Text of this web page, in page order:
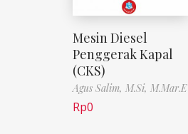
Mesin Diesel
Penggerak Kapal
(CKS)
Agus Salim, M.Si, M.Mar.E
Rp0